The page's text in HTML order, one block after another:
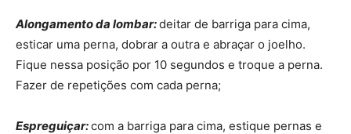
Alongamento da lombar:deitar de barriga para cima,
esticar uma perna, dobrar a outra e abraçar o joelho.
Fique nessa posição por 10 segundos e troque a perna.
Fazer de repetições com cada perna;
Espreguiçar:com a barriga para cima, estique pernas e